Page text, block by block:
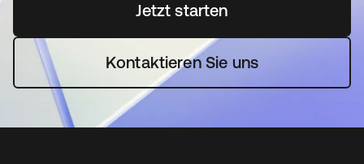
Jetzt startenwird in einer neuen
Kontaktieren Sie uns